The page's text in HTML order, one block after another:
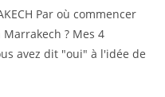
Par où commencer
? Mes 4
avez dit "oui" à l'idée de